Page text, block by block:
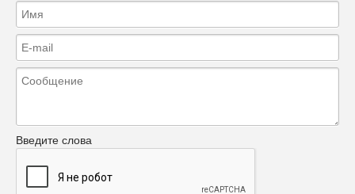
Введите слова